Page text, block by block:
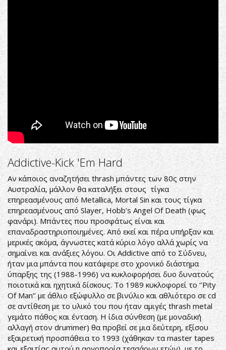
Addictive-Kick 'Em Hard
Αν κάποιος αναζητήσει thrash μπάντες των 80ς στην
Αυστραλία, μάλλον θα καταλήξει στους τίγκα
επηρεασμένους από Metallica, Mortal Sin και τους τίγκα
επηρεασμένους από Slayer, Hobb’s Angel Of Death (φως
φανάρι). Μπάντες που προσφάτως είναι και
επαναδραστηριοποιημένες. Από εκεί και πέρα υπήρξαν και
μερικές ακόμα, άγνωστες κατά κύριο λόγο αλλά χωρίς να
σημαίνει και ανάξιες λόγου. Οι Addictive από το Σύδνευ,
ήταν μια μπάντα που κατάφερε στο χρονικό διάστημα
ύπαρξης της (1988-1996) να κυκλοφορήσει δυο δυνατούς
ποιοτικά και ηχητικά δίσκους. Το 1989 κυκλοφορεί το ‘’Pity
Of Man’’ με άθλιο εξώφυλλο σε βινύλιο και αθλιότερο σε cd
σε αντίθεση με το υλικό του που ήταν αμιγές thrash metal
γεμάτο πάθος και ένταση. Η ίδια σύνθεση (με μοναδική
αλλαγή στον drummer) θα προβεί σε μια δεύτερη, εξίσου
εξαιρετική προσπάθεια το 1993 (χάθηκαν τα master tapes